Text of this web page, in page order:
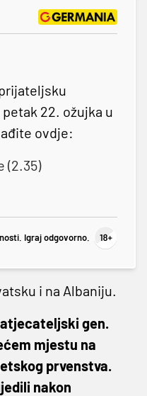
22. ožujka u
ovdje:
(2.35)
Igraj odgovorno.
i na Albaniju.
gen.
mjestu na
prvenstva.
nakon